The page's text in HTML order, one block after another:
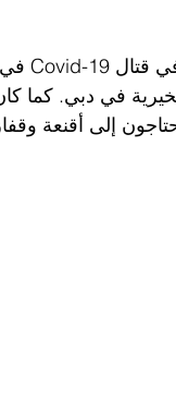
في دبي. كما
إلى أقنعة